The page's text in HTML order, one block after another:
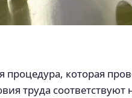
процедура, которая
труда